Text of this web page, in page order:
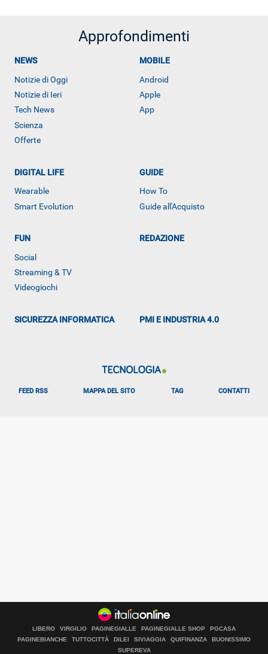
Libero Tecnologia è un prodotto Italiaonline
Approfondimenti
NEWS
Notizie di Oggi
Notizie di Ieri
Tech News
Scienza
Offerte
MOBILE
Android
Apple
App
DIGITAL LIFE
Wearable
Smart Evolution
GUIDE
How To
Guide all'Acquisto
FUN
Social
Streaming & TV
Videogiochi
REDAZIONE
SICUREZZA INFORMATICA PMI E INDUSTRIA 4.0
FEED RSS MAPPA DEL SITO TAG CONTATTI
LIBERO VIRGILIO PAGINEGIALLE PAGINEGIALLE SHOP
PGCASA
PAGINEBIANCHE
TUTTOCITTÀ DILEI SIVIAGGIA QUIFINANZA
BUONISSIMO
SUPEREVA